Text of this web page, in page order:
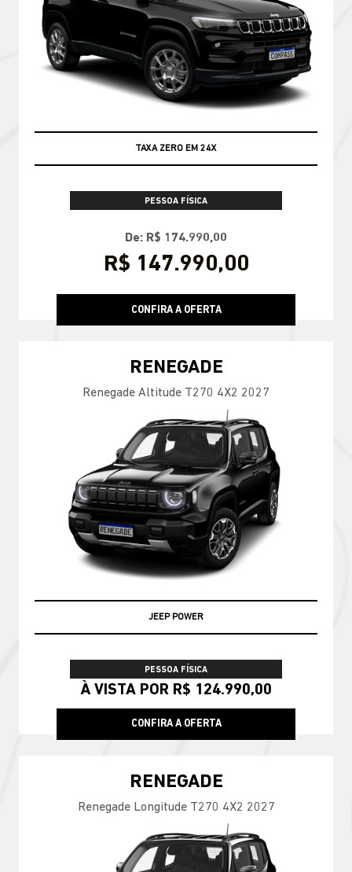
TAXA ZERO EM 24X
PESSOA FÍSICA
De: R$ 174.990,00
R$ 147.990,00
CONFIRA A OFERTA
RENEGADE
Renegade Altitude T270 4X2 2027
JEEP POWER
PESSOA FÍSICA
À VISTA POR R$ 124.990,00
CONFIRA A OFERTA
RENEGADE
Renegade Longitude T270 4X2 2027